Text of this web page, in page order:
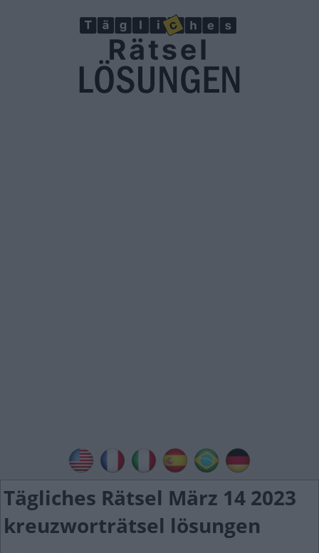
Tägliches Rätsel März 14 2023
kreuzworträtsel lösungen